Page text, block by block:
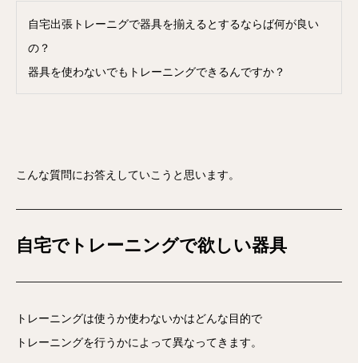
自宅出張トレーニグで器具を揃えるとするならば何が良い
の？
器具を使わないでもトレーニングできるんですか？
こんな質問にお答えしていこうと思います。
自宅でトレーニングで欲しい器具
トレーニングは使うか使わないかはどんな目的で
トレーニングを行うかによって異なってきます。